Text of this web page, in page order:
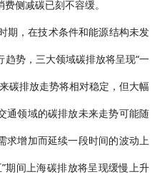
侧减碳已刻不容缓。
期，在技术条件和能源结构未发
势，三大领域碳排放将呈现“一
碳排放走势将相对稳定，但大幅
通领域的碳排放未来走势可能随
求增加而延续一段时间的波动上
期间上海碳排放将呈现缓慢上升